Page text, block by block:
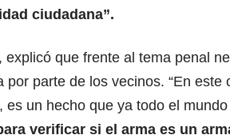
ciudadana”.
explicó que frente al tema penal
por parte de los vecinos. “En
es un hecho que ya todo el
verificar si el arma es un